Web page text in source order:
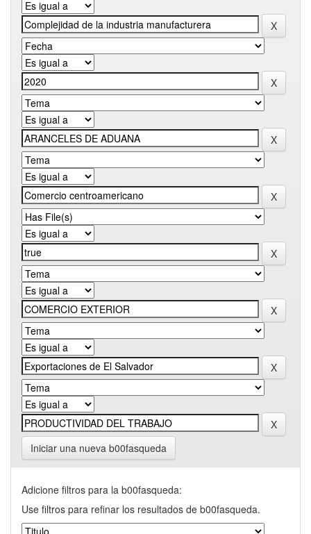
Iniciar una nueva b00fasqueda
Adicione filtros para la b00fasqueda:
Use filtros para refinar los resultados de b00fasqueda.